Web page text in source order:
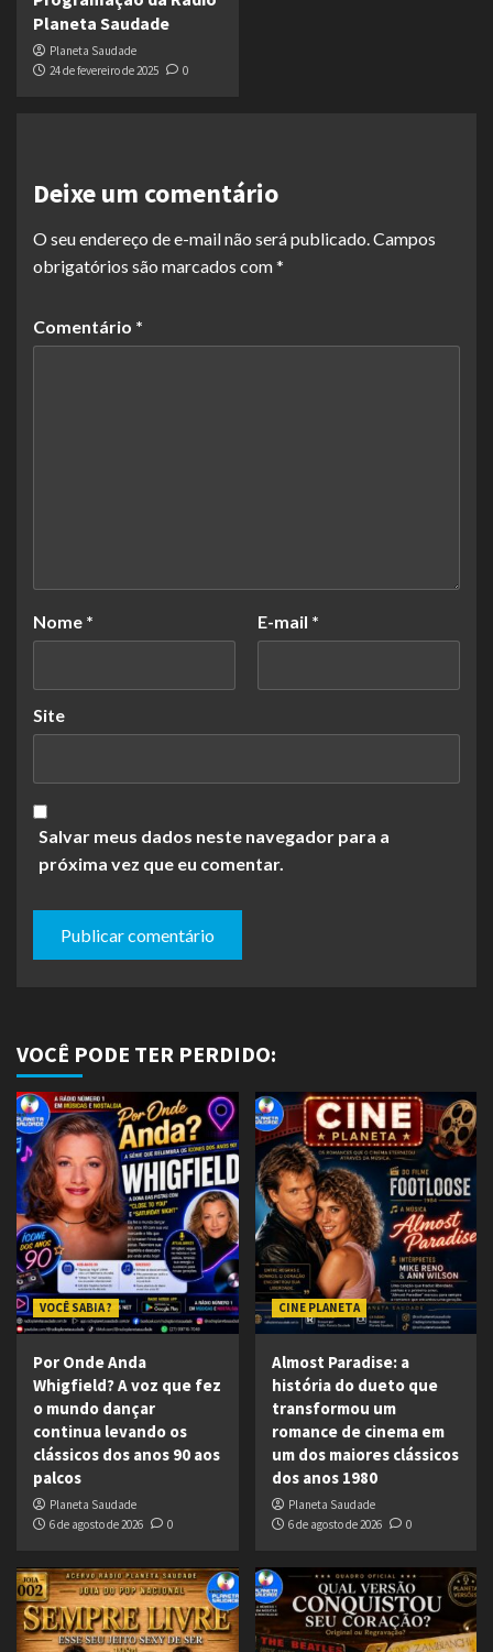
Planeta Saudade
Planeta Saudade
24 de fevereiro de 2025
0
Deixe um comentário
O seu endereço de e-mail não será publicado.Campos
obrigatórios são marcados com*
Comentário *
Nome * E-mail *
Site
Salvar meus dados neste navegador para a
próxima vez que eu comentar.
VOCÊ PODE TER PERDIDO:
VOCÊ SABIA ?
Por Onde Anda
Whigfield? A voz que fez
o mundo dançar
continua levando os
clássicos dos anos 90 aos
palcos
Planeta Saudade
6 de agosto de 2026
0
CINE PLANETA
Almost Paradise: a
história do dueto que
transformou um
romance de cinema em
um dos maiores clássicos
dos anos 1980
Planeta Saudade
6 de agosto de 2026
0